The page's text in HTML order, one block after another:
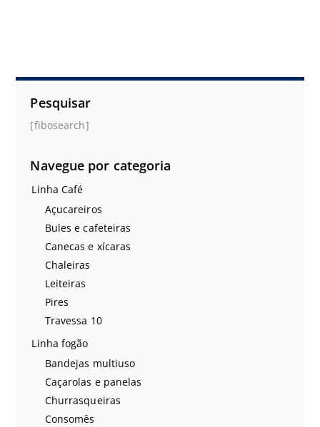
Pesquisar
[fibosearch]
Navegue por categoria
Linha Café
Açucareiros
Bules e cafeteiras
Canecas e xícaras
Chaleiras
Leiteiras
Pires
Travessa 10
Linha fogão
Bandejas multiuso
Caçarolas e panelas
Churrasqueiras
Consomês